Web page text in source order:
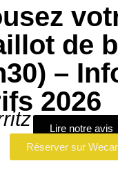
de
–
2026
Lire notre avis
Réserver sur